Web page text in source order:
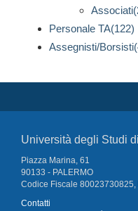
Personale TA(122)
Assegnisti/
Università degli Studi
Piazza Marina, 61
90133 - PALERMO
Codice Fiscale 80023730825,
Contatti